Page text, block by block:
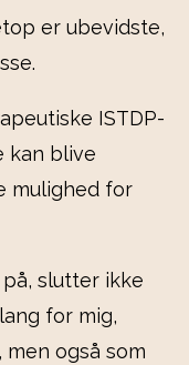
er ubevidste,
ISTDP-
kan blive
mulighed for
slutter ikke
for mig,
også som